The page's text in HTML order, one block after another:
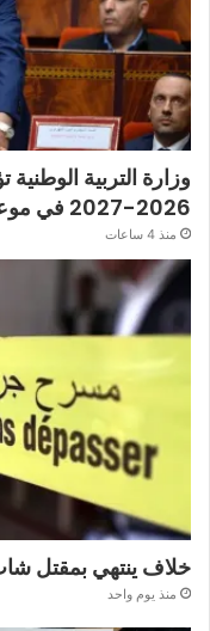
وزارة التربية
2026-2027 في موعده الرسمي
منذ 4 ساعات
خلاف ينتهي بمقتل
منذ يوم واحد